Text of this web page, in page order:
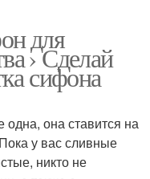
для
› Сделай
сифона
она ставится на
у вас сливные
никто не